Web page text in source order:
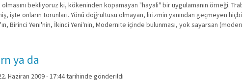
bekliyoruz ki, kökeninden kopamayan "hayali" bir uygulamanın örneği.
işte onların torunları. Yönü doğrultusu olmayan, lirizmin yanından geçmeyen
Birinci Yeni'nin, İkinci Yeni'nin, Modernite içinde bulunması, yok sayarsan
ya da
Haziran 2009 - 17:44 tarihinde gönderildi